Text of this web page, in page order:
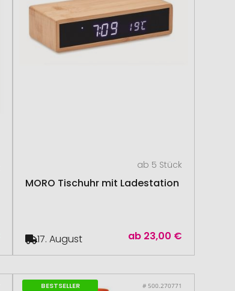
ab 5 Stück
MORO Tischuhr mit Ladestation
ab 23,00 €
17. August
BESTSELLER
# 500.270771